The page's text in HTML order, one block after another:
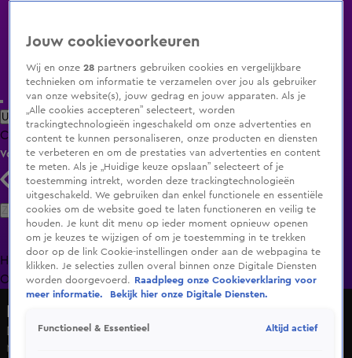
Uitzending Gemist Populaire programma's Zenders Genres
ClipsFilmsRadioSmart TV inlogShop
Volg KIJK
Zoeken
HomeUitzending Gemist Programma's De Bondgenoten
OranjezomerLivestreamsShop
De sfeer slaat om na de bouwboetes
Ma 18 mei, 14:17
Jouw cookievoorkeuren
Wij en onze28 partners gebruiken cookies en vergelijkbare
technieken om informatie te verzamelen over jou als gebruiker
van onze website(s), jouw gedrag en jouw apparaten. Als je
„Alle cookies accepteren” selecteert, worden
trackingtechnologieën ingeschakeld om onze advertenties en
content te kunnen personaliseren, onze producten en diensten
te verbeteren en om de prestaties van advertenties en content
te meten. Als je „Huidige keuze opslaan” selecteert of je
toestemming intrekt, worden deze trackingtechnologieën
uitgeschakeld. We gebruiken dan enkel functionele en essentiële
cookies om de website goed te laten functioneren en veilig te
houden. Je kunt dit menu op ieder moment opnieuw openen
om je keuzes te wijzigen of om je toestemming in te trekken
door op de link Cookie-instellingen onder aan de webpagina te
klikken. Je selecties zullen overal binnen onze Digitale Diensten
worden doorgevoerd.
Raadpleeg onze Cookieverklaring voor
meer informatie.
Bekijk hier onze Digitale Diensten.
Functioneel & Essentieel Altijd actief